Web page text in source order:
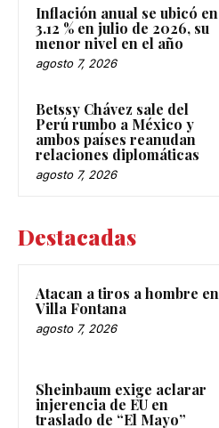
Inflación anual se ubicó en
3.12 % en julio de 2026, su
menor nivel en el año
agosto 7, 2026
Betssy Chávez sale del
Perú rumbo a México y
ambos países reanudan
relaciones diplomáticas
agosto 7, 2026
Destacadas
Atacan a tiros a hombre en
Villa Fontana
agosto 7, 2026
Sheinbaum exige aclarar
injerencia de EU en
traslado de “El Mayo”